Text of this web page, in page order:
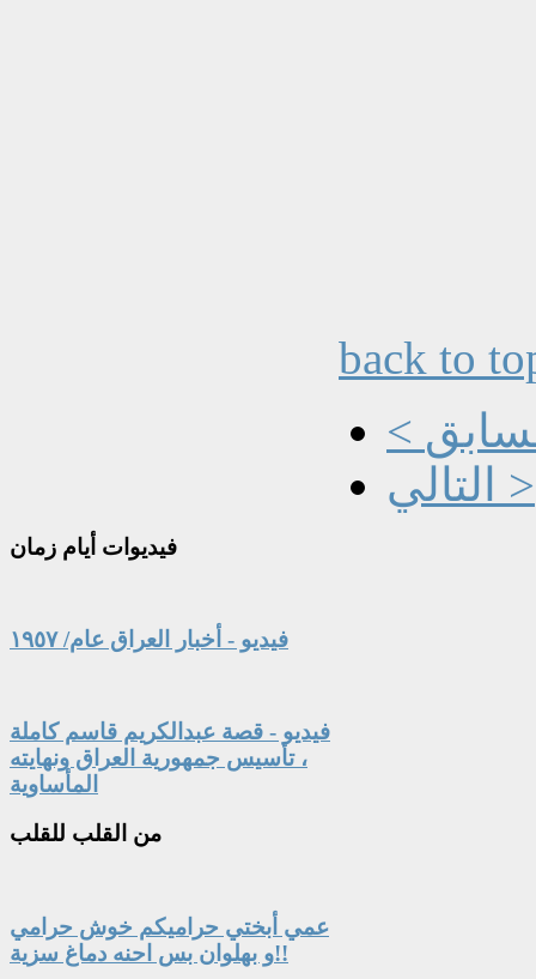
back to
التالي >
فيديوات أيام زمان
فيديو - أخبار العراق عام/ ١٩٥٧
فيديو - قصة عبدالكريم قاسم كاملة
، تأسيس جمهورية العراق ونهايته
المأساوية
من القلب للقلب
عمي أبختي حراميكم خوش حرامي
و بهلوان بس احنه دماغ سزية!!